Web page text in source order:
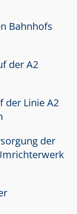
Bahnhofs
der A2
der Linie A2
der